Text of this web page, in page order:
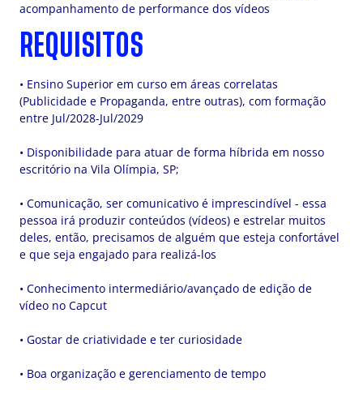
acompanhamento de performance dos vídeos
REQUISITOS
• Ensino Superior em curso em áreas correlatas
(Publicidade e Propaganda, entre outras), com formação
entre Jul/2028-Jul/2029
• Disponibilidade para atuar de forma híbrida em nosso
escritório na Vila Olímpia, SP;
• Comunicação, ser comunicativo é imprescindível - essa
pessoa irá produzir conteúdos (vídeos) e estrelar muitos
deles, então, precisamos de alguém que esteja confortável
e que seja engajado para realizá-los
• Conhecimento intermediário/avançado de edição de
vídeo no Capcut
• Gostar de criatividade e ter curiosidade
• Boa organização e gerenciamento de tempo